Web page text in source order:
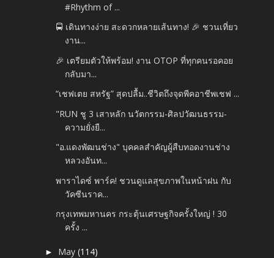
#Rhythm of ...
🚍 เดินทางง่าย สะดวกหลายเส้นทาง! 🎉 ชวนเที่ยว
งาน...
🎉 เตรียมตัวให้พร้อม! งาน OTOP ที่ทุกคนรอคอย
กลับมา...
“เชฟเตย สหรัฐ” สุดปลื้ม..ชีวิตถึงจุดพีคอาชีพเชฟ ...
"RUN ชู 3 เสาหลัก นวัตกรรม-ศิลปวัฒนธรรม-
ความยั่งยื...
"อ.แดงพัฒนช่าง" บุคคลสำคัญผู้สืบทอดงานช่าง
หลวงอันท...
พาราไดซ์ พาร์ค! ชวนดูแลสุขภาพในหน้าฝน กับ
วัคซีนราค...
กรุงเทพมหานคร กระตุ้นเศรษฐกิจครั้งใหญ่ ! 30
ครั้ง ...
► May(114)